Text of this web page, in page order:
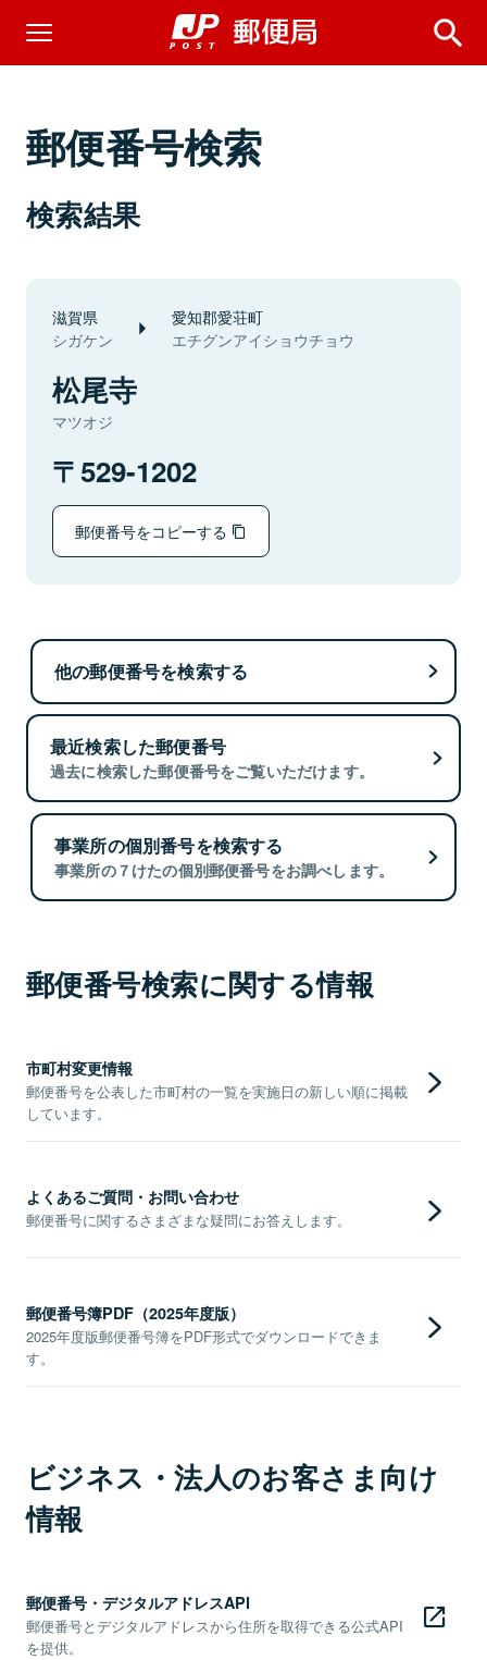
郵便番号検索
検索結果
滋賀県
シガケン
愛知郡愛荘町
エチグンアイショウチョウ
松尾寺
マツオジ
529-1202
郵便番号をコピーする
他の郵便番号を検索する
最近検索した郵便番号
過去に検索した郵便番号をご覧いただけます。
事業所の個別番号を検索する
事業所の７けたの個別郵便番号をお調べします。
郵便番号検索に関する情報
市町村変更情報
郵便番号を公表した市町村の一覧を実施日の新しい順に掲載
しています。
よくあるご質問・お問い合わせ
郵便番号に関するさまざまな疑問にお答えします。
郵便番号簿PDF（2025年度版）
2025年度版郵便番号簿をPDF形式でダウンロードできま
す。
ビジネス・法人のお客さま向け
情報
郵便番号・デジタルアドレスAPI
郵便番号とデジタルアドレスから住所を取得できる公式API
を提供。